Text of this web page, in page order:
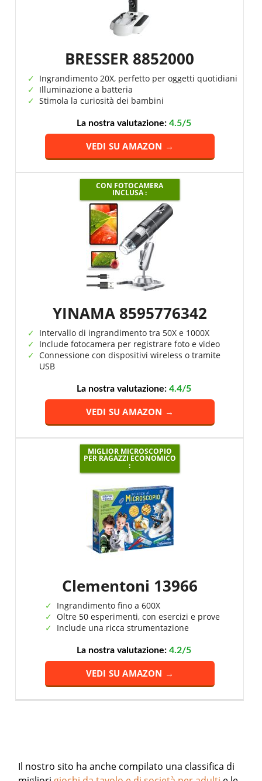
BRESSER 8852000
Ingrandimento 20X, perfetto per oggetti quotidiani
Illuminazione a batteria
Stimola la curiosità dei bambini
La nostra valutazione: 4.5/5
VEDI SU AMAZON →
CON FOTOCAMERA
INCLUSA :
YINAMA 8595776342
Intervallo di ingrandimento tra 50X e 1000X
Include fotocamera per registrare foto e video
Connessione con dispositivi wireless o tramite
USB
La nostra valutazione: 4.4/5
VEDI SU AMAZON →
MIGLIOR MICROSCOPIO
PER RAGAZZI ECONOMICO
:
Clementoni 13966
Ingrandimento fino a 600X
Oltre 50 esperimenti, con esercizi e prove
Include una ricca strumentazione
La nostra valutazione: 4.2/5
VEDI SU AMAZON →
Il nostro sito ha anche compilato una classifica di